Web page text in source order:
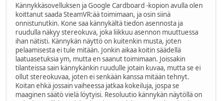
Kännykkäsovelluksen ja Google Cardboard -kopion avulla olen
koittanut saada SteamVR:ää toimimaan, ja osin siinä
onnistunutkin. Kone saa kännykältä tiedon asennosta ja
ruudulla näkyy stereokuva, joka liikkuu asennon muuttuessa
ihan nätisti. Kännykän näyttö on kuitenkin musta, joten
pelaamisesta ei tule mitään. Jonkin aikaa koitin säädellä
laatuasetuksia ym, mutta en saanut toimimaan. Joissakin
tilanteissa sain kännykänkin ruudulle jotain kuvaa, mutta se ei
ollut stereokuvaa, joten ei senkään kanssa mitään tehnyt.
Koitan ehkä jossain vaiheessa jatkaa kokeiluja, jospa se
maaginen säätö vielä löytyisi. Resoluutio kännykän näytöllä on